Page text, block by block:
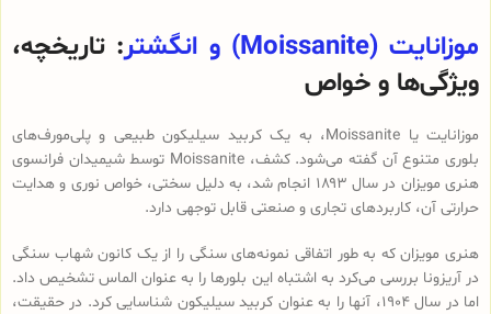
موزانایت (Moissanite) و انگشتر
: تاریخچه،
ویژگی‌ها و خواص
موزانایت یا Moissanite، به یک کربید سیلیکون طبیعی و پلی‌مورف‌های
بلوری متنوع آن گفته می‌شود. کشف، Moissanite توسط شیمیدان فرانسوی
هنری مویزان در سال ۱۸۹۳ انجام شد، به دلیل سختی، خواص نوری و هدایت
حرارتی آن، کاربردهای تجاری و صنعتی قابل توجهی دارد.
هنری مویزان که به طور اتفاقی نمونه‌های سنگی را از یک کانون شهاب سنگی
در آریزونا بررسی می‌کرد به اشتباه این بلورها را به عنوان الماس تشخیص داد.
اما در سال ۱۹۰۴، آنها را به عنوان کربید سیلیکون شناسایی کرد. در حقیقت،